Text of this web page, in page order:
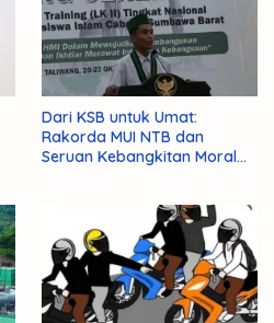
Dari KSB untuk Umat:
Rakorda MUI NTB dan
Seruan Kebangkitan Moral